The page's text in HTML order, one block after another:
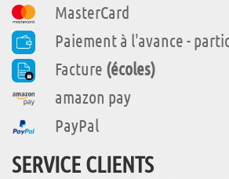
MasterCard
Paiement à l'avance -
Facture (écoles)
amazon pay
PayPal
SERVICE CLIENTS